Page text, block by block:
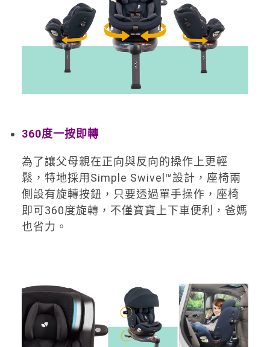
360度一按即轉
為了讓父母親在正向與反向的操作上更輕
鬆，特地採用Simple Swivel™設計，座椅兩
側設有旋轉按鈕，只要透過單手操作，座椅
即可360度旋轉，不僅寶寶上下車便利，爸媽
也省力。